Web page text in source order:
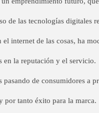
las tecnologías digitales
internet de las cosas, ha
en la reputación y el servicio.
de consumidores
por tanto éxito para la marca.